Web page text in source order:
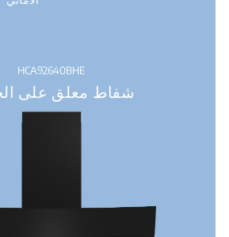
HCA92640BHE
شفاط معلق على